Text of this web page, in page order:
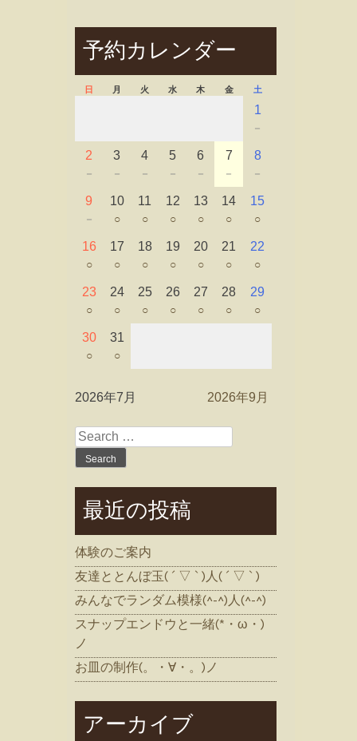
予約カレンダー
日 月 火 水 木 金 土
1
－
2
－
3
－
4
－
5
－
6
－
7
－
8
－
9
－
10
○
11
○
12
○
13
○
14
○
15
○
16
○
17
○
18
○
19
○
20
○
21
○
22
○
23
○
24
○
25
○
26
○
27
○
28
○
29
○
30
○
31
○
2026年7月 2026年9月
Search
for:
最近の投稿
体験のご案内
友達ととんぼ玉( ´ ▽ ` )人( ´ ▽ ` )
みんなでランダム模様(^-^)人(^-^)
スナップエンドウと一緒(*・ω・)
ノ
お皿の制作(。・∀・。)ノ
アーカイブ